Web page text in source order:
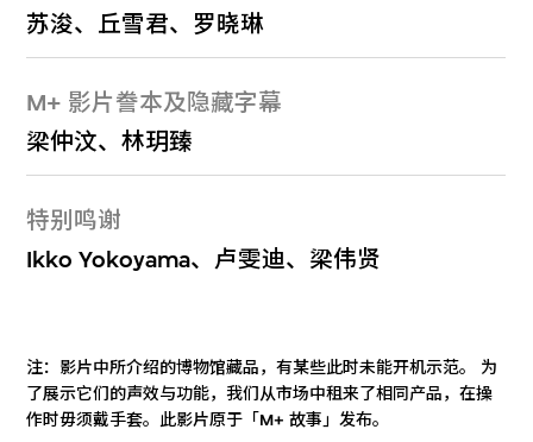
苏浚、丘雪君、罗晓琳
M+ 影片誊本及隐藏字幕
梁仲汶、林玥臻
特别鸣谢
Ikko Yokoyama、卢雯迪、梁伟贤
注：影片中所介绍的博物馆藏品，有某些此时未能开机示范。 为
了展示它们的声效与功能，我们从市场中租来了相同产品，在操
作时毋须戴手套。此影片原于「M+ 故事」发布。